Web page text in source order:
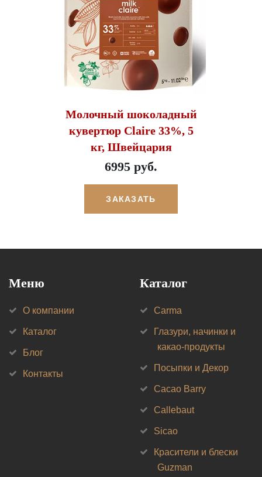
Молочный шоколадный
кувертюр Claire 33%, 5
кг, Швейцария
6995 руб.
ЗАКАЗАТЬ
Меню
О компании
Каталог
Блог
Контакты
Каталог
Carma
Глазури, начинки и
какао-продукты
Посыпки и Декор
Cacao Barry
Callebaut
Sicao
Красители и блески
Guzman